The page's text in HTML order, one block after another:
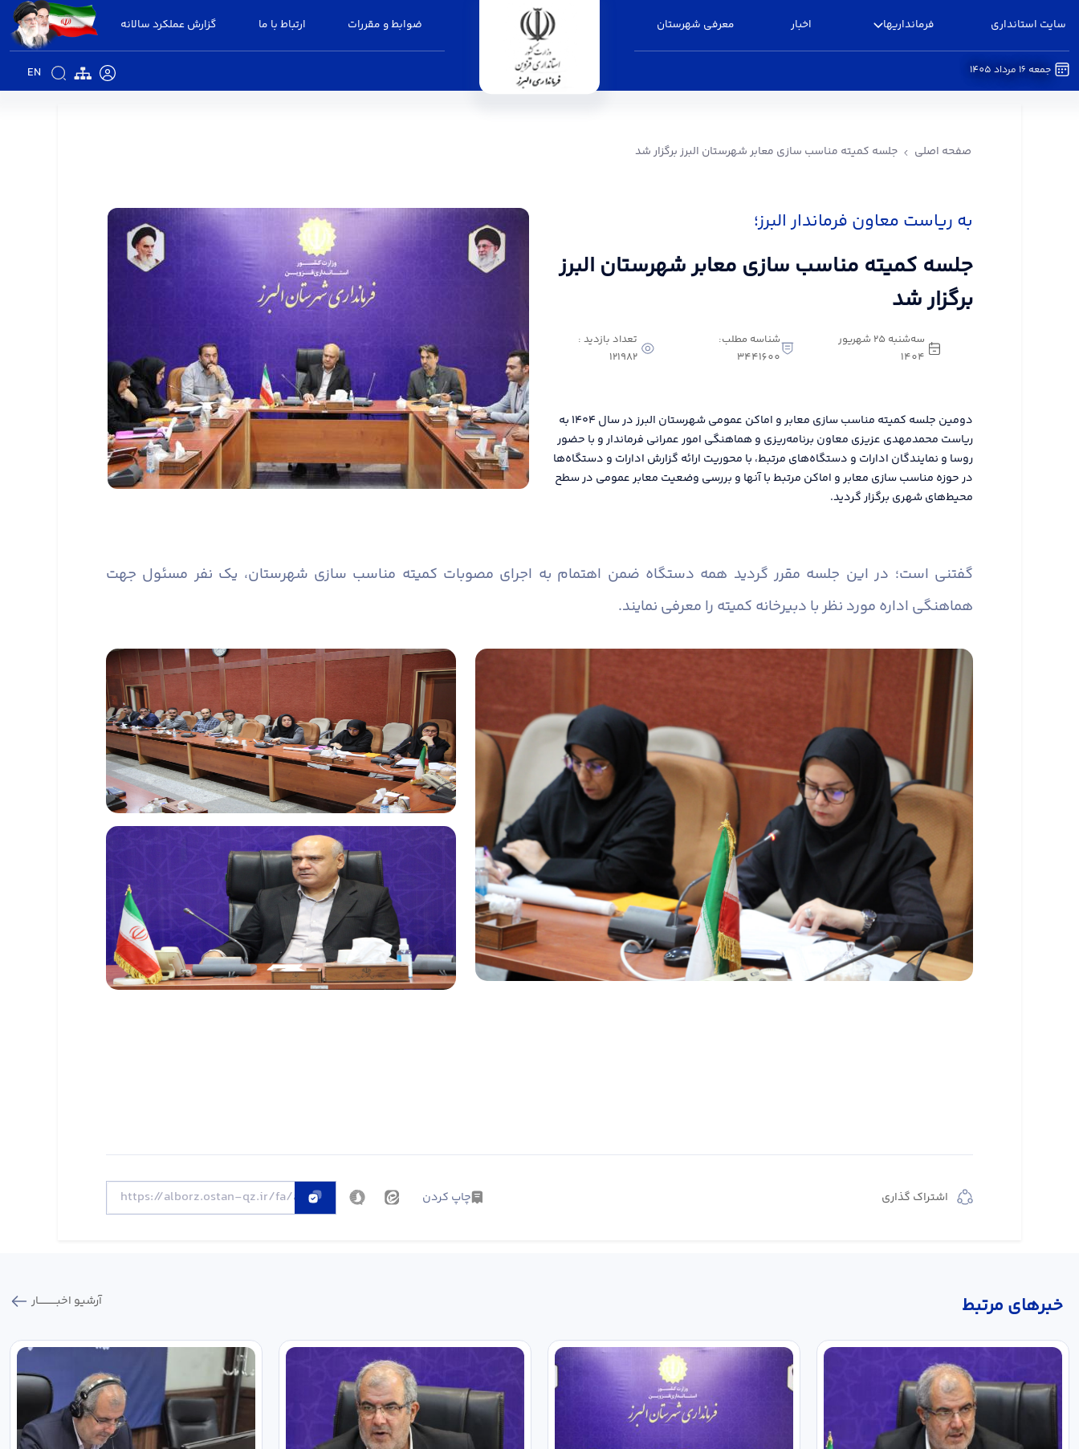
سایت استانداری فرمانداریها اخبار معرفی شهرستان ضوابط و مقررات ارتباط با ما گزارش عملکرد سالانه
EN جمعه 16 مرداد 1405
صفحه اصلی جلسه کمیته مناسب سازی معابر شهرستان البرز برگزار شد
به ریاست معاون فرماندار البرز؛
جلسه کمیته مناسب سازی معابر شهرستان البرز
برگزار شد
سه‌شنبه 25 شهریور
1404
شناسه مطلب:
3441600
تعداد بازدید :
121982
دومین جلسه کمیته مناسب سازی معابر و اماکن عمومی شهرستان البرز در سال ۱۴۰۴ به
ریاست محمدمهدی عزیزی معاون برنامه‌ریزی و هماهنگی امور عمرانی فرماندار و با حضور
روسا و نمایندگان ادارات و دستگاه‌های مرتبط، با محوریت ارائه گزارش ادارات و دستگاه‌ها
در حوزه مناسب سازی معابر و اماکن مرتبط با آنها و بررسی وضعیت معابر عمومی در سطح
محیط‌های شهری برگزار گردید.
گفتنی است؛ در این جلسه مقرر گردید همه دستگاه ضمن اهتمام به اجرای مصوبات کمیته مناسب سازی شهرستان، یک نفر مسئول جهت
هماهنگی اداره مورد نظر با دبیرخانه کمیته را معرفی نمایند.
اشتراک گذاری چاپ کردن
خبر‌های مرتبط آرشیو اخبـــــــــــار